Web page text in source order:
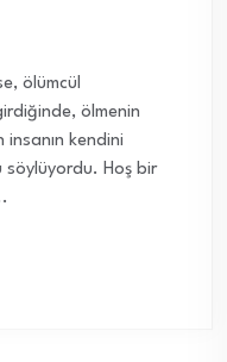
ölümcül
ölmenin
insanın kendini
söylüyordu. Hoş bir